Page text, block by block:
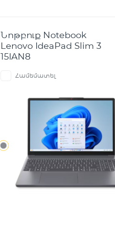
Նոթբուք Notebook
Lenovo IdeaPad Slim 3
15IAN8
Համեմատել